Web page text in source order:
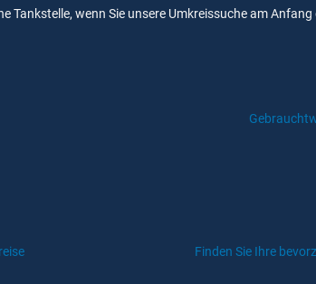
Tankstelle, wenn Sie unsere Umkreissuche am Anfang
Finden Sie Ihre